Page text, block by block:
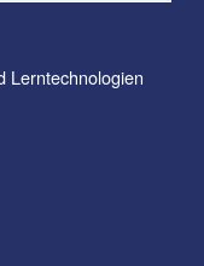
Lerntechnologien